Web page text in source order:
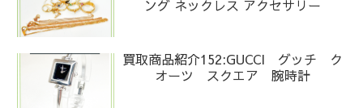
ング ネックレス アクセサリー
買取商品紹介152:GUCCI グッチ ク
オーツ スクエア 腕時計